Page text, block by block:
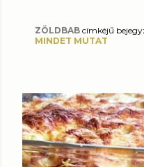
B
j
e
g
y
ZÖLDBAB címkéjű
MINDET MUTAT